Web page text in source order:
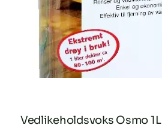
Vedlikeholdsvoks Osmo 1L